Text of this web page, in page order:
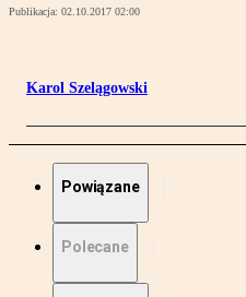
Publikacja: 02.10.2017 02:00
Karol Szelągowski
Powiązane
Polecane